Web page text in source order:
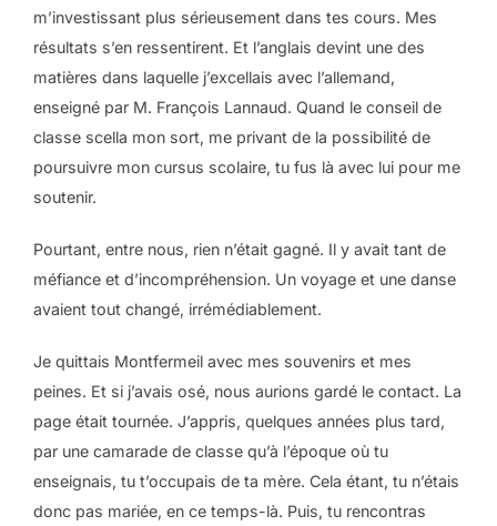
m’investissant plus sérieusement dans tes cours. Mes
résultats s’en ressentirent. Et l’anglais devint une des
matières dans laquelle j’excellais avec l’allemand,
enseigné par M. François Lannaud. Quand le conseil de
classe scella mon sort, me privant de la possibilité de
poursuivre mon cursus scolaire, tu fus là avec lui pour me
soutenir.
Pourtant, entre nous, rien n’était gagné. Il y avait tant de
méfiance et d’incompréhension. Un voyage et une danse
avaient tout changé, irrémédiablement.
Je quittais Montfermeil avec mes souvenirs et mes
peines. Et si j’avais osé, nous aurions gardé le contact. La
page était tournée. J’appris, quelques années plus tard,
par une camarade de classe qu’à l’époque où tu
enseignais, tu t’occupais de ta mère. Cela étant, tu n’étais
donc pas mariée, en ce temps-là. Puis, tu rencontras